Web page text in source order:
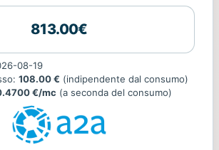
813.00€
08-19
108.00 € (indipendente dal consumo)
€/mc (a seconda del consumo)